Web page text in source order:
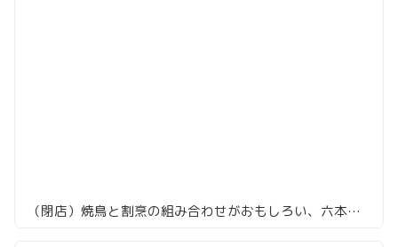
（閉店）焼鳥と割烹の組み合わせがおもしろい、六本木「焼鳥カッポウ 鳥耀」